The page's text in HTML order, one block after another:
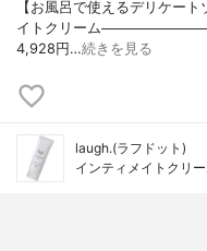
【お風呂で使えるデリケー
イトクリーム
4,928円…続きを見る
laugh.(ラフドット)
インティメイトクリ